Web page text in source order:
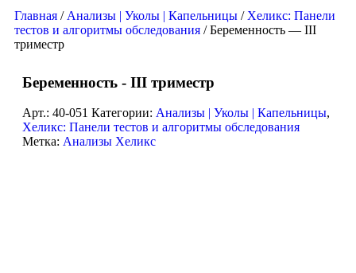
Главная / Анализы | Уколы | Капельницы / Хеликс: Панели
тестов и алгоритмы обследования / Беременность — III
триместр
Беременность - III триместр
Арт.: 40-051 Категории: Анализы | Уколы | Капельницы,
Хеликс: Панели тестов и алгоритмы обследования
Метка: Анализы Хеликс